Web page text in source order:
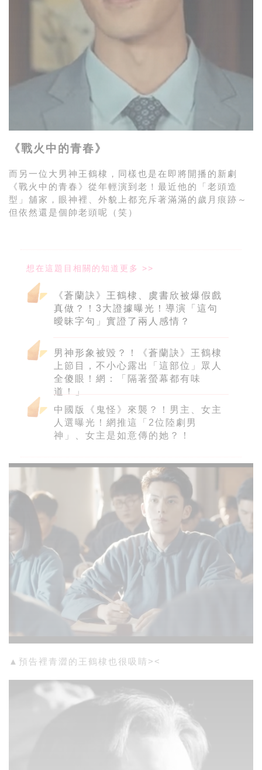
《戰火中的青春》
而另一位大男神 王鶴棣，同樣也是在即將開播的新劇
《戰火中的青春》從年輕演到老！最近他的「老頭造
型」舖家，眼神裡、外貌上都充斥著滿滿的歲月痕跡～
但依然還是個帥老頭呢（笑）
《蒼蘭訣》王鶴棣、虞書欣被爆假戲
真做？！3大證據曝光！導演「這句
曖昧字句」實證了兩人感情？
男神形象被毀？！《蒼蘭訣》王鶴棣
上節目，不小心露出「這部位」眾人
全傻眼！網：「隔著螢幕都有味
道！」
中國版《鬼怪》來襲？！男主、女主
人選曝光！網推這「2位陸劇男
神」、女主是如意傳的她？！
▲預告裡青澀的王鶴棣也很吸睛><